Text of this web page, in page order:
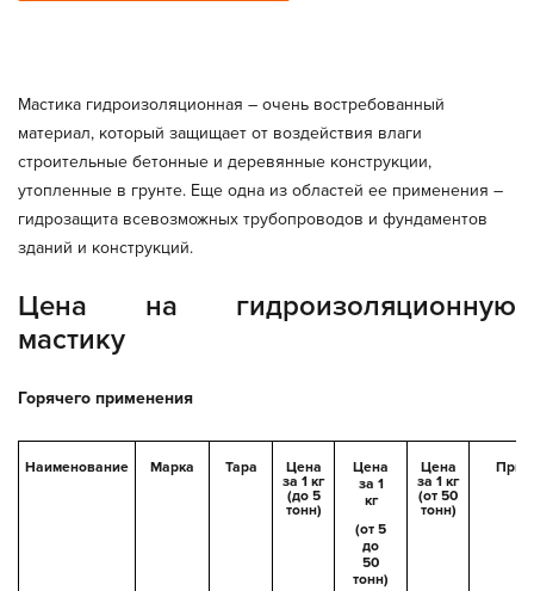
Мастика гидроизоляционная – очень востребованный
материал, который защищает от воздействия влаги
строительные бетонные и деревянные конструкции,
утопленные в грунте. Еще одна из областей ее применения –
гидрозащита всевозможных трубопроводов и фундаментов
зданий и конструкций.
Цена на гидроизоляционную
мастику
Горячего применения
Наименование Марка Тара
Цена
за 1 кг
(до 5
тонн)
Цена
за 1
кг
(от 5
до
50
тонн)
Цена
за 1 кг
(от 50
тонн)